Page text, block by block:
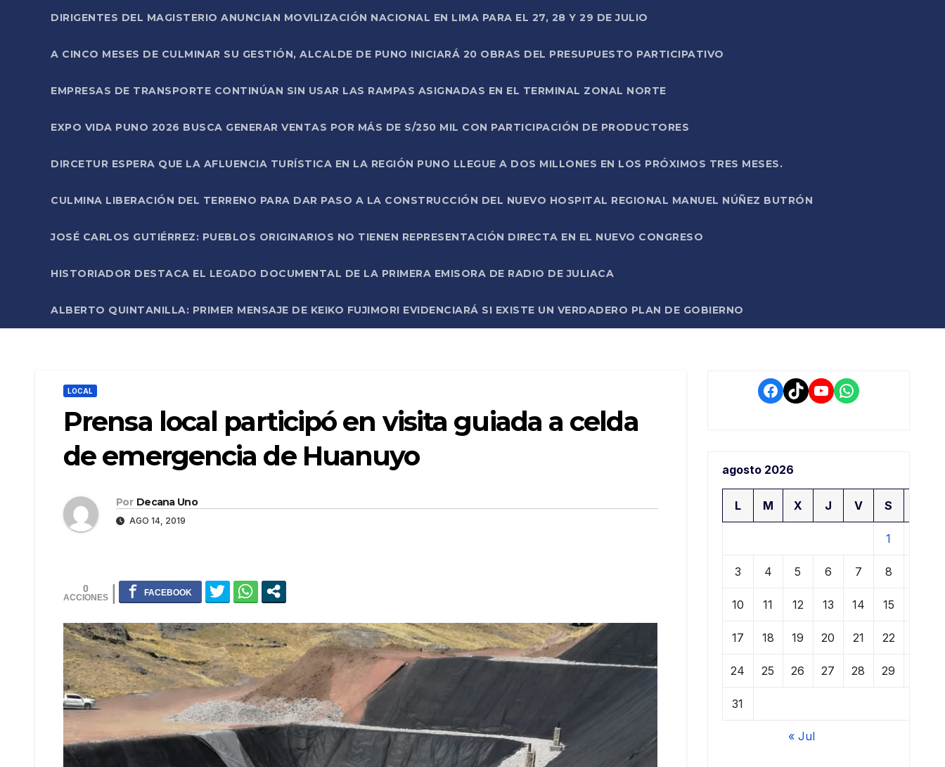
DIRIGENTES DEL MAGISTERIO ANUNCIAN MOVILIZACIÓN NACIONAL EN LIMA PARA EL 27, 28 Y 29 DE JULIO
A CINCO MESES DE CULMINAR SU GESTIÓN, ALCALDE DE PUNO INICIARÁ 20 OBRAS DEL PRESUPUESTO PARTICIPATIVO
EMPRESAS DE TRANSPORTE CONTINÚAN SIN USAR LAS RAMPAS ASIGNADAS EN EL TERMINAL ZONAL NORTE
EXPO VIDA PUNO 2026 BUSCA GENERAR VENTAS POR MÁS DE S/250 MIL CON PARTICIPACIÓN DE PRODUCTORES
DIRCETUR ESPERA QUE LA AFLUENCIA TURÍSTICA EN LA REGIÓN PUNO LLEGUE A DOS MILLONES EN LOS PRÓXIMOS TRES MESES.
CULMINA LIBERACIÓN DEL TERRENO PARA DAR PASO A LA CONSTRUCCIÓN DEL NUEVO HOSPITAL REGIONAL MANUEL NÚÑEZ BUTRÓN
JOSÉ CARLOS GUTIÉRREZ: PUEBLOS ORIGINARIOS NO TIENEN REPRESENTACIÓN DIRECTA EN EL NUEVO CONGRESO
HISTORIADOR DESTACA EL LEGADO DOCUMENTAL DE LA PRIMERA EMISORA DE RADIO DE JULIACA
ALBERTO QUINTANILLA: PRIMER MENSAJE DE KEIKO FUJIMORI EVIDENCIARÁ SI EXISTE UN VERDADERO PLAN DE GOBIERNO
LOCAL
Prensa local participó en visita guiada a celda
de emergencia de Huanuyo
Por Decana Uno
AGO 14, 2019
0
Facebook
TikTokYouTube
WhatsApp
agosto 2026
L M X J V S
1
3 4 5 6 7 8
10 11 12 13 14 15
17 18 19 20 21 22
24 25 26 27 28 29
31
« Jul